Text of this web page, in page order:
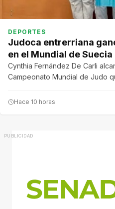
DEPORTES
Judoca entrerriana
en el Mundial de Suecia
Cynthia Fernández De Carli
Campeonato Mundial de Judo
Hace 10 horas